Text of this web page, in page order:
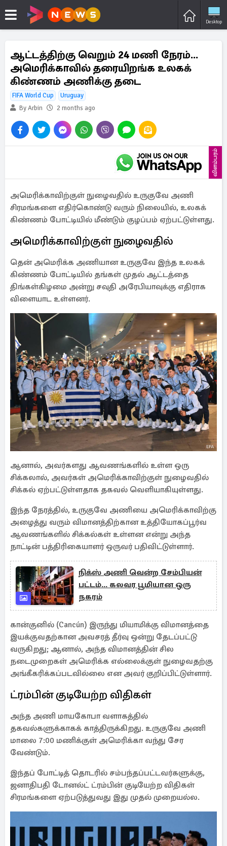
Desktop
ஆட்டத்திற்கு வெறும் 24 மணி நேரம்...
அமெரிக்காவில் தரையிறங்க உலகக்
கிண்ணம் அணிக்கு தடை
FIFA World Cup
Uruguay
By Arbin
2 months ago
விளம்பரம்
அமெரிக்காவிற்குள் நுழைவதில் உருகுவே அணி
சிரமங்களை எதிர்கொண்டு வரும் நிலையில், உலகக்
கிண்ணம் போட்டியில் மீண்டும் குழப்பம் ஏற்பட்டுள்ளது.
அமெரிக்காவிற்குள் நுழைவதில்
தென் அமெரிக்க அணியான உருகுவே இந்த உலகக்
கிண்ணம் போட்டியில் தங்கள் முதல் ஆட்டத்தை
திங்கள்கிழமை அன்று சவுதி அரேபியாவுக்கு எதிராக
விளையாட உள்ளனர்.
ஆனால், அவர்களது ஆவணங்களில் உள்ள ஒரு
சிக்கலால், அவர்கள் அமெரிக்காவிற்குள் நுழைவதில்
சிக்கல் ஏற்பட்டுள்ளதாக தகவல் வெளியாகியுள்ளது.
இந்த நேரத்தில், உருகுவே அணியை அமெரிக்காவிற்கு
அழைத்து வரும் விமானத்திற்கான உத்தியோகப்பூர்வ
ஆவணங்களில் சிக்கல்கள் உள்ளன என்று அந்த
நாட்டின் பத்திரிகையாளர் ஒருவர் பதிவிட்டுள்ளார்.
நிக்ஸ் அணி வென்ற சேம்பியன்
பட்டம்... கலவர பூமியான ஒரு
நகரம்
கான்குனில் (Cancún) இருந்து மியாமிக்கு விமானத்தை
இயக்குவதற்கான அவசரத் தீர்வு ஒன்று தேடப்பட்டு
வருகிறது; ஆனால், அந்த விமானத்தின் சில
நடைமுறைகள் அமெரிக்க எல்லைக்குள் நுழைவதற்கு
அங்கீகரிக்கப்படவில்லை என அவர் குறிப்பிட்டுள்ளார்.
ட்ரம்பின் குடியேற்ற விதிகள்
அந்த அணி மாயகோபா வளாகத்தில்
தகவல்களுக்காகக் காத்திருக்கிறது. உருகுவே அணி
மாலை 7:00 மணிக்குள் அமெரிக்கா வந்து சேர
வேண்டும்.
இந்தப் போட்டித் தொடரில் சம்பந்தப்பட்டவர்களுக்கு,
ஜனாதிபதி டோனல்ட் ட்ரம்பின் குடியேற்ற விதிகள்
சிரமங்களை ஏற்படுத்துவது இது முதல் முறையல்ல.